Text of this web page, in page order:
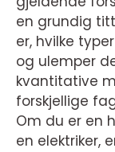
en grundig
er, hvilke
og ulemper
kvantitative
forskjellige
Om du er en
en elektriker,